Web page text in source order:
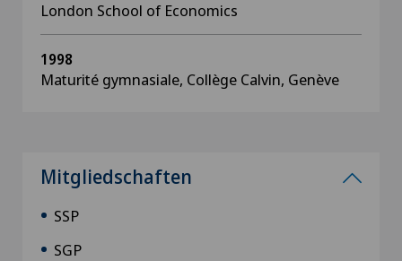
London School of Economics
1998
Maturité gymnasiale, Collège Calvin, Genève
Mitgliedschaften
SSP
SGP